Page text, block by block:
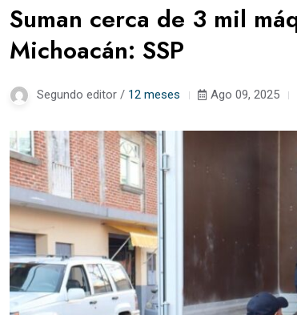
Suman cerca de 3 mil
Michoacán: SSP
Segundo editor / 12 meses Ago 09, 2025